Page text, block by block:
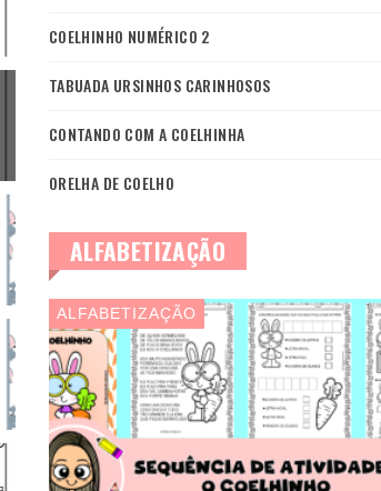
COELHINHO NUMÉRICO 2
TABUADA URSINHOS CARINHOSOS
CONTANDO COM A COELHINHA
ORELHA DE COELHO
ALFABETIZAÇÃO
ALFABETIZAÇÃO